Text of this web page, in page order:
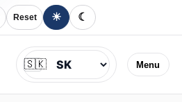
Reset ☀ ☾
Menu
Jazyk
🇸🇰